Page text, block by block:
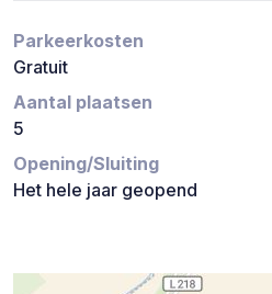
Parkeerkosten
Gratuit
Aantal plaatsen
5
Opening/Sluiting
Het hele jaar geopend